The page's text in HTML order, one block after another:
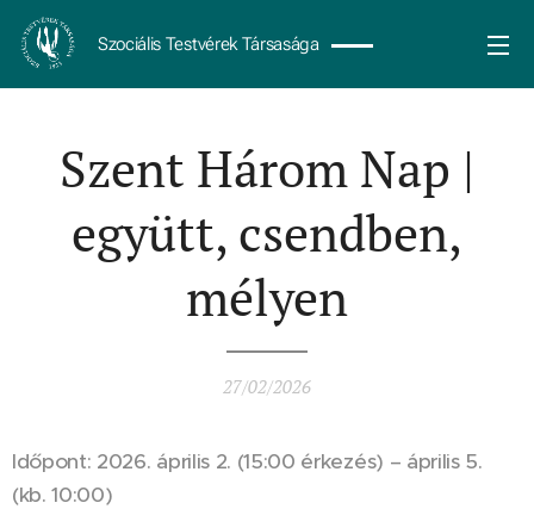
Szociális Testvérek Társasága
Szent Három Nap |
együtt, csendben,
mélyen
27/02/2026
Időpont: 2026. április 2. (15:00 érkezés) – április 5.
(kb. 10:00)